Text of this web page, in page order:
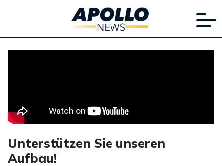
Unterstützen Sie unseren
Aufbau!